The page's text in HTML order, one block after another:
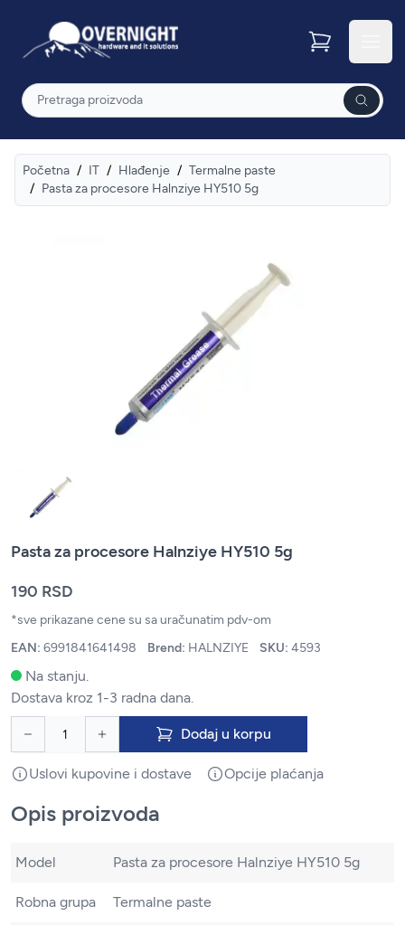
Overnight
Pretraga
Početna / IT / Hlađenje / Termalne paste
/ Pasta za procesore Halnziye HY510 5g
Pasta za procesore Halnziye HY510 5g
190 RSD
*sve prikazane cene su sa uračunatim pdv-om
EAN: 6991841641498 Brend: HALNZIYE SKU: 4593
Na stanju.
Dostava kroz 1-3 radna dana.
Dodaj u korpu
Uslovi kupovine i dostave Opcije plaćanja
Opis proizvoda
Model Pasta za procesore Halnziye HY510 5g
Robna grupa Termalne paste